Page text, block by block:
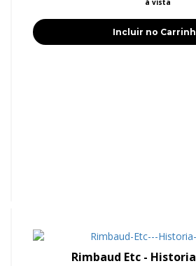
à vista
Incluir no
Rimbaud Etc - Historia